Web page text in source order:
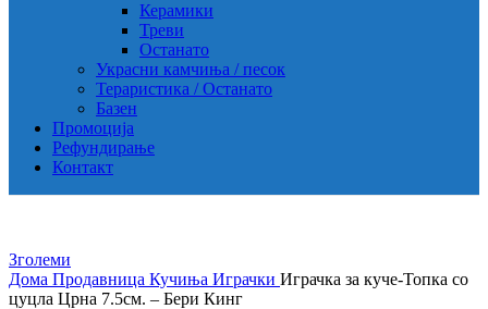
Керамики
Треви
Останато
Украсни камчиња / песок
Тераристика / Останато
Базен
Промоција
Рефундирање
Контакт
Зголеми
Дома Продавница Кучиња Играчки Играчка за куче-Топка со
цуцла Црна 7.5см. – Бери Кинг